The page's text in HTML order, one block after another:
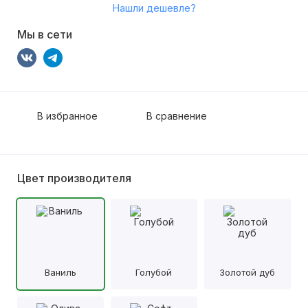
Нашли дешевле?
Мы в сети
В избранное В сравнение
Цвет производителя
Ваниль Голубой Золотой дуб